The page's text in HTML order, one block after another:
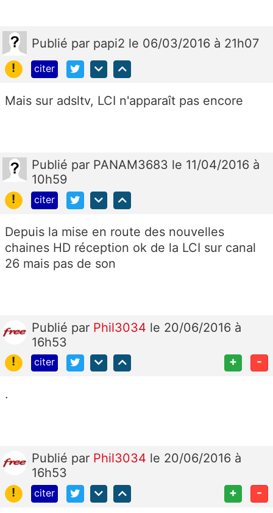
Publié par papi2 le 06/03/2016 à 21h07
!
citer
Mais sur adsltv, LCI n'apparaît pas encore
Publié par PANAM3683 le 11/04/2016 à
10h59
!
citer
Depuis la mise en route des nouvelles
chaines HD réception ok de la LCI sur canal
26 mais pas de son
Publié par Phil3034 le 20/06/2016 à
16h53
!
citer + -
.
Publié par Phil3034 le 20/06/2016 à
16h53
!
citer + -